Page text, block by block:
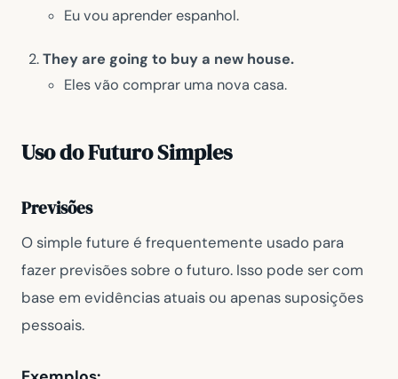
Eu vou aprender espanhol.
They are going to buy a new house.
Eles vão comprar uma nova casa.
Uso do Futuro Simples
Previsões
O simple future é frequentemente usado para
fazer previsões sobre o futuro. Isso pode ser com
base em evidências atuais ou apenas suposições
pessoais.